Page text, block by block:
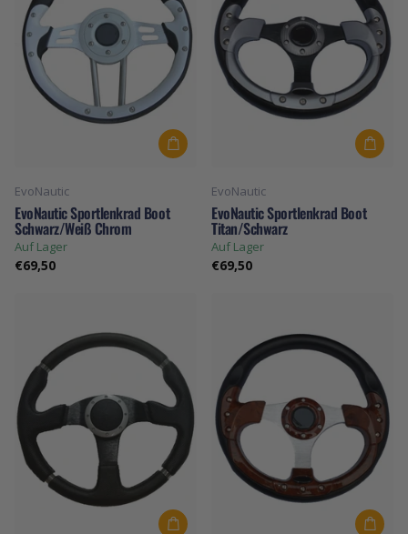
EvoNautic
EvoNautic Sportlenkrad Boot
Schwarz/Weiß Chrom
Auf Lager
€69,50
EvoNautic
EvoNautic Sportlenkrad Boot
Titan/Schwarz
Auf Lager
€69,50